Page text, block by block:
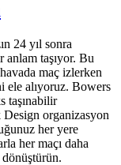
24 yıl sonra
taşıyor. Bu
maç izlerken
ele alıyoruz. Bowers
taşınabilir
organizasyon
her yere
her maçı daha